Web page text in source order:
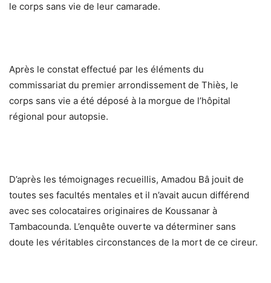
le corps sans vie de leur camarade.
Après le constat effectué par les éléments du
commissariat du premier arrondissement de Thiès, le
corps sans vie a été déposé à la morgue de l’hôpital
régional pour autopsie.
D’après les témoignages recueillis, Amadou Bâ jouit de
toutes ses facultés mentales et il n’avait aucun différend
avec ses colocataires originaires de Koussanar à
Tambacounda. L’enquête ouverte va déterminer sans
doute les véritables circonstances de la mort de ce cireur.